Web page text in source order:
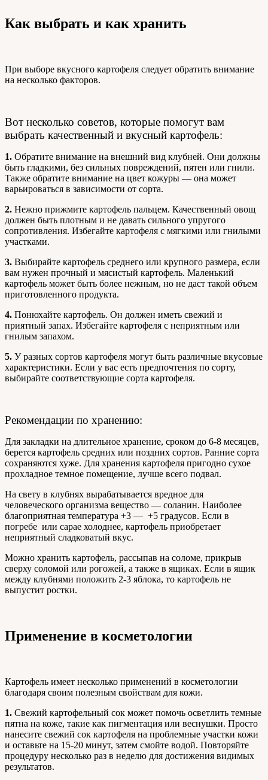
Как выбрать и как хранить
При выборе вкусного картофеля следует обратить внимание
на несколько факторов.
Вот несколько советов, которые помогут вам
выбрать качественный и вкусный картофель:
1. Обратите внимание на внешний вид клубней. Они должны
быть гладкими, без сильных повреждений, пятен или гнили.
Также обратите внимание на цвет кожуры — она может
варьироваться в зависимости от сорта.
2. Нежно прижмите картофель пальцем. Качественный овощ
должен быть плотным и не давать сильного упругого
сопротивления. Избегайте картофеля с мягкими или гнилыми
участками.
3. Выбирайте картофель среднего или крупного размера, если
вам нужен прочный и мясистый картофель. Маленький
картофель может быть более нежным, но не даст такой объем
приготовленного продукта.
4. Понюхайте картофель. Он должен иметь свежий и
приятный запах. Избегайте картофеля с неприятным или
гнилым запахом.
5. У разных сортов картофеля могут быть различные вкусовые
характеристики. Если у вас есть предпочтения по сорту,
выбирайте соответствующие сорта картофеля.
Рекомендации по хранению:
Для закладки на длительное хранение, сроком до 6-8 месяцев,
берется картофель средних или поздних сортов. Ранние сорта
сохраняются хуже. Для хранения картофеля пригодно сухое
прохладное темное помещение, лучше всего подвал.
На свету в клубнях вырабатывается вредное для
человеческого организма вещество — соланин. Наиболее
благоприятная температура +3 — +5 градусов. Если в
погребе или сарае холоднее, картофель приобретает
неприятный сладковатый вкус.
Можно хранить картофель, рассыпав на соломе, прикрыв
сверху соломой или рогожей, а также в ящиках. Если в ящик
между клубнями положить 2-3 яблока, то картофель не
выпустит ростки.
Применение в косметологии
Картофель имеет несколько применений в косметологии
благодаря своим полезным свойствам для кожи.
1. Свежий картофельный сок может помочь осветлить темные
пятна на коже, такие как пигментация или веснушки. Просто
нанесите свежий сок картофеля на проблемные участки кожи
и оставьте на 15-20 минут, затем смойте водой. Повторяйте
процедуру несколько раз в неделю для достижения видимых
результатов.